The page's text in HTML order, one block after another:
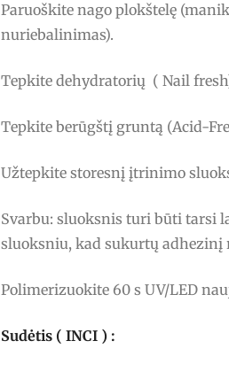
Paruoškite nago plokštelę
nuriebalinimas).
Tepkite dehydratorių ( Nail
Tepkite berūgštį gruntą (Acid-
Užtepkite storesnį įtrinimo
Svarbu: sluoksnis turi būti tarsi
sluoksniu, kad sukurtų adhezinį
Polimerizuokite 60 s UV/LED
Sudėtis ( INCI ) :